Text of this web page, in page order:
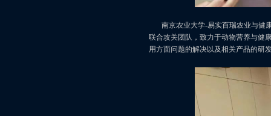
南京农业大学-易实百瑞农业与健康
联合攻关团队，致力于动物营养与健
用方面问题的解决以及相关产品的研